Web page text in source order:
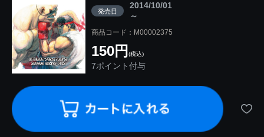
発売日
2014/10/01
～
商品コード：M00002375
150円 (税込)
7ポイント付与